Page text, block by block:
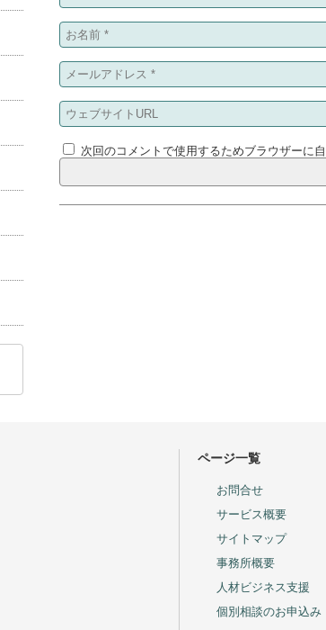
次回のコメントで使用するためブラウザーに
ページ一覧
お問合せ
サービス概要
サイトマップ
事務所概要
人材ビジネス支援
個別相談のお申込み